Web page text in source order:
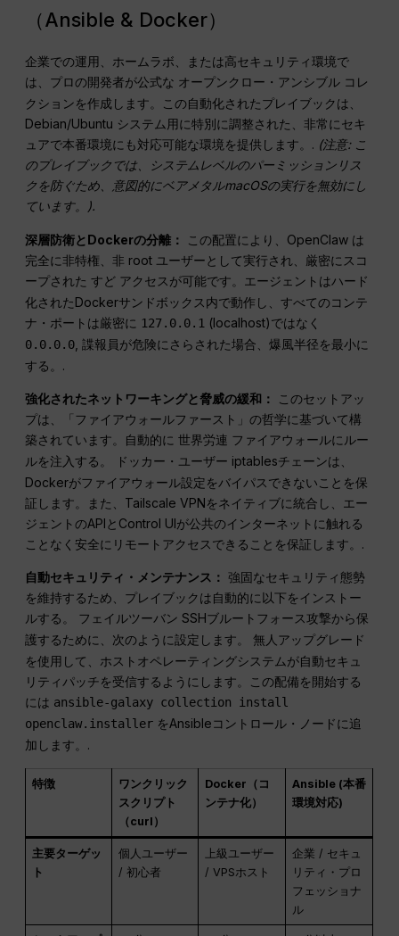
（Ansible & Docker）
企業での運用、ホームラボ、または高セキュリティ環境で
は、プロの開発者が公式な オープンクロー・アンシブル コレ
クションを作成します。この自動化されたプレイブックは、
Debian/Ubuntu システム用に特別に調整された、非常にセキ
ュアで本番環境にも対応可能な環境を提供します。. (注意: こ
のプレイブックでは、システムレベルのパーミッションリス
クを防ぐため、意図的にベアメタルmacOSの実行を無効にし
ています。 ).
深層防衛とDockerの分離：
この配置により、OpenClaw は
完全に非特権、非 root ユーザーとして実行され、厳密にスコ
ープされたすど アクセスが可能です。エージェントはハード
化されたDockerサンドボックス内で動作し、すべてのコンテ
ナ・ポートは厳密に 127.0.0.1 (localhost)ではなく
0.0.0.0 , 諜報員が危険にさらされた場合、爆風半径を最小に
する。.
強化されたネットワーキングと脅威の緩和：
このセットアッ
プは、「ファイアウォールファースト」の哲学に基づいて構
築されています。自動的に世界労連 ファイアウォールにルー
ルを注入する。
ドッカー・ユーザー iptablesチェーンは、
Dockerがファイアウォール設定をバイパスできないことを保
証します。また、Tailscale VPNをネイティブに統合し、エー
ジェントのAPIとControl UIが公共のインターネットに触れる
ことなく安全にリモートアクセスできることを保証します。.
自動セキュリティ・メンテナンス： 強固なセキュリティ態勢
を維持するため、プレイブックは自動的に以下をインストー
ルする。 フェイルツーバン SSHブルートフォース攻撃から保
護するために、次のように設定します。無人アップグレード
を使用して、ホストオペレーティングシステムが自動セキュ
リティパッチを受信するようにします。この配備を開始する
には ansible-galaxy collection install
openclaw.installer をAnsibleコントロール・ノードに追
加します。.
特徴
ワンクリック
スクリプト
（curl）
Docker（コ
ンテナ化）
Ansible (本番
環境対応)
主要ターゲッ
ト
個人ユーザー
/ 初心者
上級ユーザー
/ VPSホスト
企業 / セキュ
リティ・プロ
フェッショナ
ル